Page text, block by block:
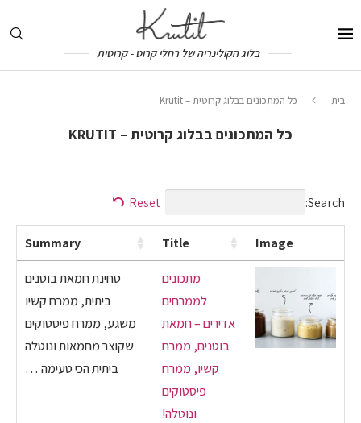
בלוג הקולינריה של רחלי קרוט - קרוטית
בית כל המתכונים בבלוג קרוטית – Krutit
כל המתכונים בבלוג קרוטית – KRUTIT
Search:
Reset
Image
Title
Summary
מתכונים
לממרחים
אדירים – חמאת
בוטנים, ממרח
קשיו, ממרח
פיסטוקים
ונוטלה!
טחינת חמאת בוטנים
ביתית, ממרח קשיו
משגע, ממרח פיסטוקים
שקוצר מחמאות ונוטלה
ביתית הכי טעימה …